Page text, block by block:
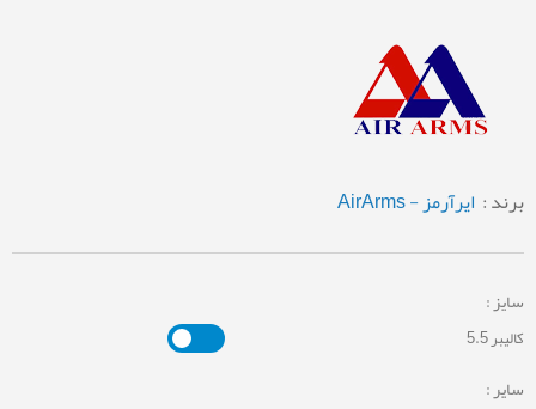
برند : ایرآرمز - AirArms
سایز :
کالیبر 5.5
سایر :